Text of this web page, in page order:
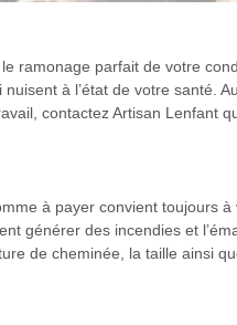
ramonage parfait de votre
à l’état de votre santé.
contactez Artisan Lenfant
à payer convient toujours
générer des incendies et
de cheminée, la taille ainsi